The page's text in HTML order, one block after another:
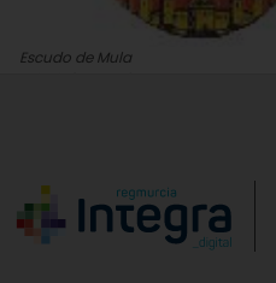
Escudo de Mula